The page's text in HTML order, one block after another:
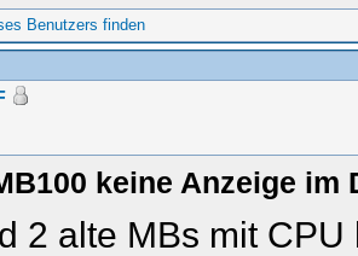
keine Anzeige im
2 alte MBs mit